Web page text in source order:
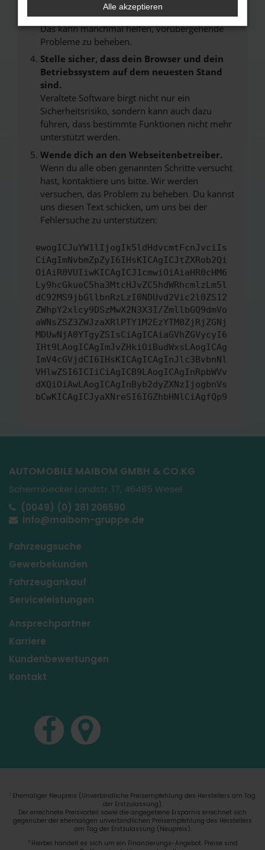
Starte dein Gerät neu.
Das kann manchmal helfen, vorübergehende
Probleme zu beheben.
Stelle sicher, dass dein Browser und dein
Betriebssystem auf dem neuesten Stand
sind.
Veraltete Software birgt nicht nur ein
Sicherheitsrisiko, sondern kann auch dazu
führen, dass bestimmte Funktionen nicht mehr
unterstützt werden.
Wende dich an den Webseitenbetreiber.
Wenn du alle oben genannten Schritte versucht
hast, kontaktiere uns bitte. Wir werden
versuchen, das Problem zu beheben. Du kannst
uns diesen Text schicken, um uns bei der
Fehlersuche zu unterstützen:
ewogICJuYW1lIjogIk5ldHdvcmtFcnJvciIs
CiAgImNvbmZpZyI6IHsKICAgICJtZXRob2Qi
OiAiR0VUIiwKICAgICJ1cmwiOiAiaHR0cHM6
Ly9hcGkueC5ha3MtcHJvZC5hdWRhcmlzLm5l
dC92MS9jbGllbnRzLzI0NDUvd2Vic2l0ZS12
ZWhpY2xlcy9DSzMwX2N3X3I/ZmllbGQ9dmVo
aWNsZSZ3ZWJzaXRlPTY1M2EzYTM0ZjRjZGNj
MDUwNjA0YTgyZSIsCiAgICAiaGVhZGVycyI6
IHt9LAogICAgImJvZHkiOiBudWxsLAogICAg
ImV4cGVjdCI6IHsKICAgICAgInJlc3BvbnNl
VHlwZSI6ICIiCiAgICB9LAogICAgInRpbWVv
dXQiOiAwLAogICAgInByb2dyZXNzIjogbnVs
bCwKICAgICJyaXNreSI6IGZhbHNlCiAgfQp9
AUTOMOBILE MAIBOM GMBH & CO.KG
Schermbecker Landstr. 17, 46485 Wesel
(0049) (0) 281 206590
info@maibom-gruppe.de
Fahrzeugsuche
Gewerbekunden
Fahrzeugankauf
Serviceleistungen
Ansprechpartner
Karriere
Kundenbewertungen
Kontakt
1 Ehemaliger Neupreis (Unverbindliche Preisempfehlung des Herstellers am Tag
der Erstzulassung).
Der errechnete Preisvorteil sowie die angegebene Ersparnis errechnet sich
gegenüber der ehemaligen unverbindlichen Preisempfehlung des Herstellers
am Tag der Erstzulassung (Neupreis).
2 Hierbei handelt es sich um ein Finanzierungs-Angebot. Preise sind
Alle akzeptieren